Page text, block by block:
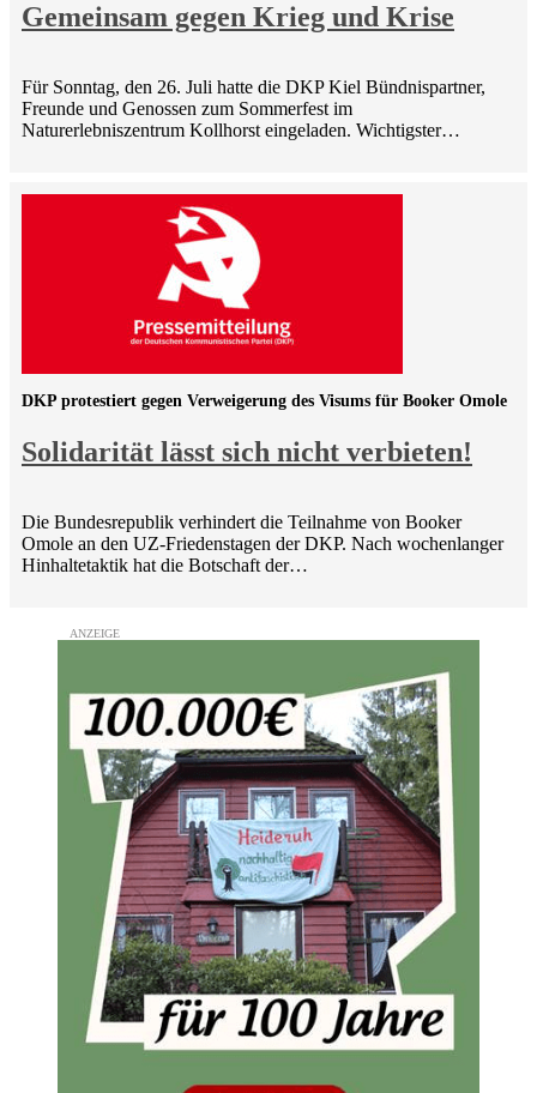
Gemeinsam gegen Krieg und Krise
Für Sonntag, den 26. Juli hatte die DKP Kiel Bündnispartner,
Freunde und Genossen zum Sommerfest im
Naturerlebniszentrum Kollhorst eingeladen. Wichtigster…
Solidarität lässt sich nicht verbieten!
DKP protestiert gegen Verweigerung des Visums für Booker Omole
Die Bundesrepublik verhindert die Teilnahme von Booker
Omole an den UZ-Friedenstagen der DKP. Nach wochenlanger
Hinhaltetaktik hat die Botschaft der…